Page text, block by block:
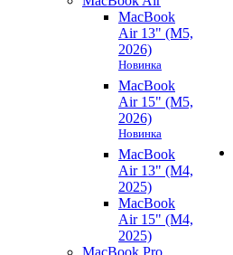
MacBook
Air 13" (M5,
2026)
Новинка
MacBook
Air 15" (M5,
2026)
Новинка
MacBook
Air 13" (M4,
2025)
MacBook
Air 15" (M4,
2025)